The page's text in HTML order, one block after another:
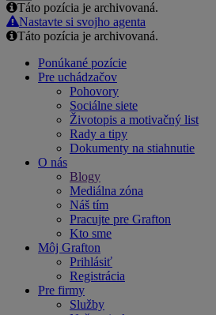
Email
Táto pozícia je archivovaná.
Nastavte si svojho agenta
Táto pozícia je archivovaná.
Ponúkané pozície
Pre uchádzačov
Pohovory
Sociálne siete
Životopis a motivačný list
Rady a tipy
Dokumenty na stiahnutie
O nás
Blogy
Mediálna zóna
Náš tím
Pracujte pre Grafton
Kto sme
Môj Grafton
Prihlásiť
Registrácia
Pre firmy
Služby